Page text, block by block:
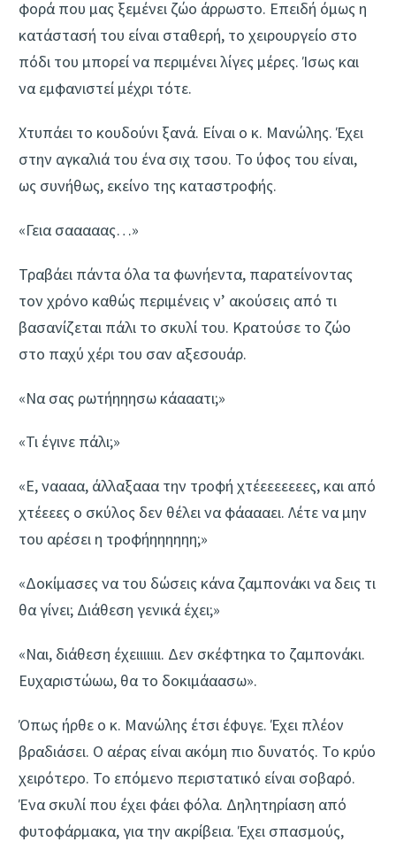
φορά που μας ξεμένει ζώο άρρωστο. Επειδή όμως η
κατάστασή του είναι σταθερή, το χειρουργείο στο
πόδι του μπορεί να περιμένει λίγες μέρες. Ίσως και
να εμφανιστεί μέχρι τότε.
Χτυπάει το κουδούνι ξανά. Είναι ο κ. Μανώλης. Έχει
στην αγκαλιά του ένα σιχ τσου. Το ύφος του είναι,
ως συνήθως, εκείνο της καταστροφής.
«Γεια σααααας…»
Τραβάει πάντα όλα τα φωνήεντα, παρατείνοντας
τον χρόνο καθώς περιμένεις ν’ ακούσεις από τι
βασανίζεται πάλι το σκυλί του. Κρατούσε το ζώο
στο παχύ χέρι του σαν αξεσουάρ.
«Να σας ρωτήηηησω κάααατι;»
«Τι έγινε πάλι;»
«Ε, ναααα, άλλαξααα την τροφή χτέεεεεεεες, και από
χτέεεες ο σκύλος δεν θέλει να φάαααει. Λέτε να μην
του αρέσει η τροφήηηηηηη;»
«Δοκίμασες να του δώσεις κάνα ζαμπονάκι να δεις τι
θα γίνει; Διάθεση γενικά έχει;»
«Ναι, διάθεση έχειιιιιιι. Δεν σκέφτηκα το ζαμπονάκι.
Ευχαριστώωω, θα το δοκιμάαασω».
Όπως ήρθε ο κ. Μανώλης έτσι έφυγε. Έχει πλέον
βραδιάσει. Ο αέρας είναι ακόμη πιο δυνατός. Το κρύο
χειρότερο. Το επόμενο περιστατικό είναι σοβαρό.
Ένα σκυλί που έχει φάει φόλα. Δηλητηρίαση από
φυτοφάρμακα, για την ακρίβεια. Έχει σπασμούς,